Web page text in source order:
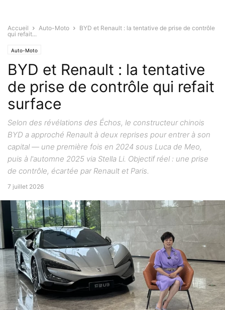
Accueil Auto-Moto
BYD et Renault : la tentative de prise de contrôle
qui refait...
Auto-Moto
BYD et Renault : la tentative
de prise de contrôle qui refait
surface
Selon des révélations des Échos, le constructeur chinois
BYD a approché Renault à deux reprises pour entrer à son
capital — une première fois en 2024 sous Luca de Meo,
puis à l'automne 2025 via Stella Li. Objectif réel : une prise
de contrôle, écartée par Renault et Paris.
7 juillet 2026